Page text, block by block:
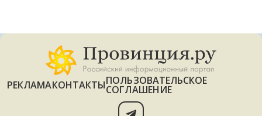
РЕКЛАМАКОНТАКТЫПОЛЬЗОВАТЕЛЬСКОЕ
СОГЛАШЕНИЕ